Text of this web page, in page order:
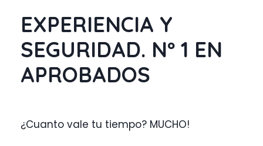
EXPERIENCIA Y
SEGURIDAD. Nº 1 EN
APROBADOS
¿Cuanto vale tu tiempo? MUCHO!